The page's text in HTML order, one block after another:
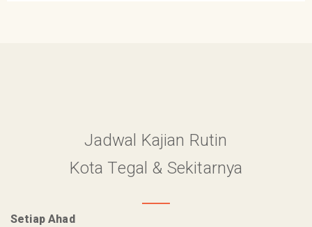
Jadwal Kajian Rutin
Kota Tegal & Sekitarnya
Setiap Ahad